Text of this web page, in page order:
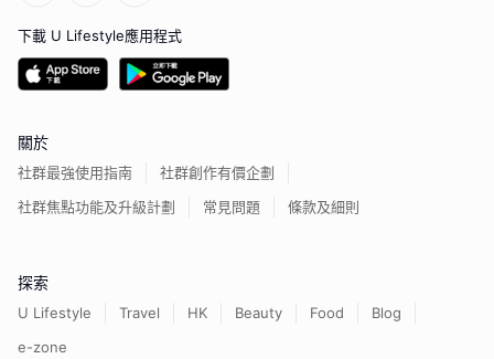
下載 U Lifestyle應用程式
關於
社群最強使用指南
社群創作有價企劃
社群焦點功能及升級計劃
常見問題 條款及細則
探索
U Lifestyle Travel HK Beauty Food
Blog
e-zone